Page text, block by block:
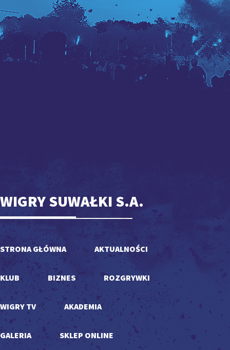
WIGRY SUWAŁKI S.A.
STRONA GŁÓWNA AKTUALNOŚCI
KLUB BIZNES ROZGRYWKI
WIGRY TV AKADEMIA
GALERIA SKLEP ONLINE